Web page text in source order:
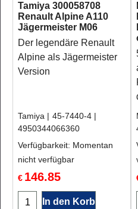
Tamiya 300058708
Renault Alpine A110
Jägermeister M06
Der legendäre Renault
Alpine als Jägermeister
Version
€ 146.85
Tamiya
45-7440-4
4950344066360
Verfügbarkeit: Momentan
nicht verfügbar
In den Korb